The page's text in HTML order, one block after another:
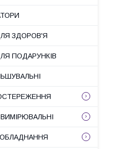
ЗДОРОВ'Я
ПОДАРУНКІВ